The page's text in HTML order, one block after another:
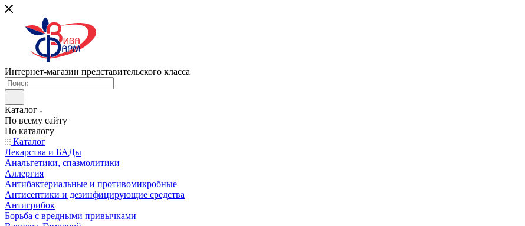
Интернет-магазин представительского класса
Каталог
По всему сайту
По каталогу
Каталог
Лекарства и БАДы
Анальгетики, спазмолитики
Аллергия
Антибактериальные и противомикробные
Антисептики и дезинфицирующие средства
Антигрибок
Борьба с вредными привычками